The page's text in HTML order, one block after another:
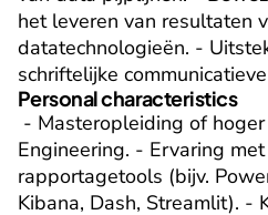
het leveren van resultaten
datatechnologieën. -
schriftelijke
Personal characteristics
Engineering. - Ervaring
rapportagetools (bijv.
Kibana, Dash, Streamlit). -